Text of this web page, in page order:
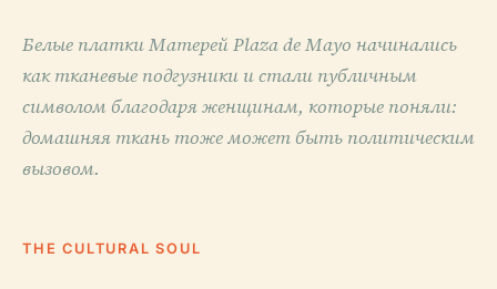
Белые платки Матерей Plaza de Mayo начинались
как тканевые подгузники и стали публичным
символом благодаря женщинам, которые поняли:
домашняя ткань тоже может быть политическим
вызовом.
THE CULTURAL SOUL